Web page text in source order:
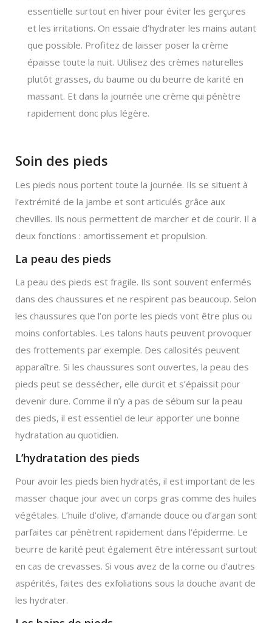
essentielle surtout en hiver pour éviter les gerçures
et les irritations. On essaie d’hydrater les mains autant
que possible. Profitez de laisser poser la crème
épaisse toute la nuit. Utilisez des crèmes naturelles
plutôt grasses, du baume ou du beurre de karité en
massant. Et dans la journée une crème qui pénètre
rapidement donc plus légère.
Soin des pieds
Les pieds nous portent toute la journée. Ils se situent à
l’extrémité de la jambe et sont articulés grâce aux
chevilles. Ils nous permettent de marcher et de courir. Il a
deux fonctions : amortissement et propulsion.
La peau des pieds
La peau des pieds est fragile. Ils sont souvent enfermés
dans des chaussures et ne respirent pas beaucoup. Selon
les chaussures que l’on porte les pieds vont être plus ou
moins confortables. Les talons hauts peuvent provoquer
des frottements par exemple. Des callosités peuvent
apparaître. Si les chaussures sont ouvertes, la peau des
pieds peut se dessécher, elle durcit et s’épaissit pour
devenir dure. Comme il n’y a pas de sébum sur la peau
des pieds, il est essentiel de leur apporter une bonne
hydratation au quotidien.
L’hydratation des pieds
Pour avoir les pieds bien hydratés, il est important de les
masser chaque jour avec un corps gras comme des huiles
végétales. L’huile d’olive, d’amande douce ou d’argan sont
parfaites car pénètrent rapidement dans l’épiderme. Le
beurre de karité peut également être intéressant surtout
en cas de crevasses. Si vous avez de la corne ou d’autres
aspérités, faites des exfoliations sous la douche avant de
les hydrater.